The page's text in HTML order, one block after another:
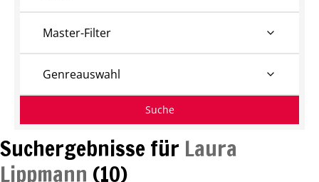
Suchergebnisse für Laura
Lippmann (10)
Master-Filter
Genreauswahl
Suche